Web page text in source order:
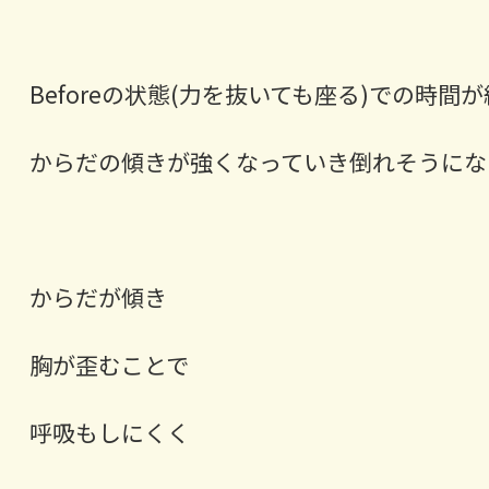
Beforeの状態(力を抜いても座る)での時間が
からだの傾きが強くなっていき倒れそうに
からだが傾き
胸が歪むことで
呼吸もしにくく